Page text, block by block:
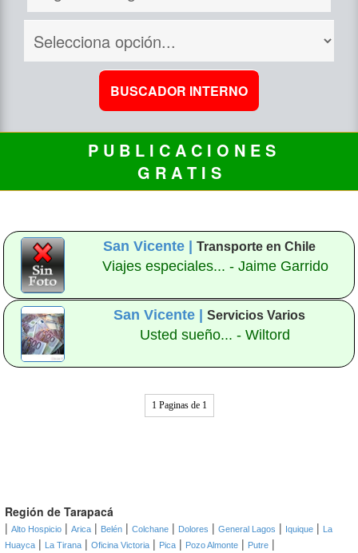
P U B L I C A C I O N E S
G R A T I S
San Vicente | Transporte en Chile
Viajes especiales... - Jaime Garrido
San Vicente | Servicios Varios
Usted sueño... - Wiltord
1 Paginas de 1
Región de Tarapacá
| Alto Hospicio | Arica | Belén | Colchane | Dolores | General Lagos | Iquique |
La
Huayca | La Tirana | Oficina Victoria | Pica | Pozo Almonte | Putre |